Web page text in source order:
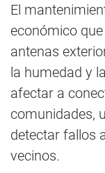
El
económico
antenas
la humedad y
afectar a
comunidades,
detectar fallos
vecinos.